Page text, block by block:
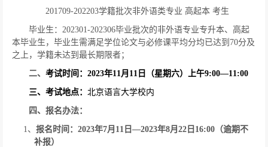
201709-202203学籍批次非外语类专业 高起本 考生
毕业生： 202301-202306毕业批次的非外语专业专升本、高起
本毕业生，毕业生需满足学位论文与必修课平均分均已达到 70分及
之上，学籍未达到最长期限者；
二、 考试时间： 2023年11月 11 日（星期六）上午9:00—11:00
三、考试地点： 北京语言大学校内
四、报名办法：
1、 报名时间： 2023年7月 11日―2023年8月 22日 16:00（逾期不
补报）